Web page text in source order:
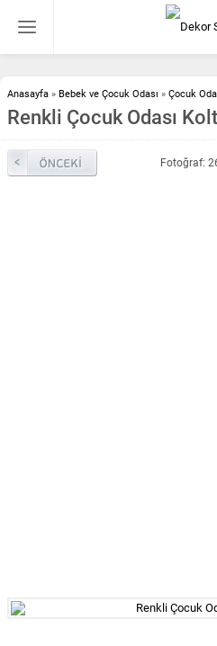
Anasayfa » Bebek ve Çocuk Odası » Çocuk
Renkli Çocuk Odası
Fotoğraf: